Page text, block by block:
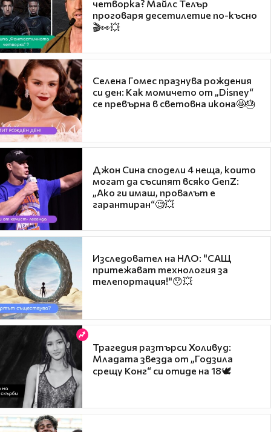
четворка? Майлс Телър
проговаря десетилетие по-късно
🎬👀💥
Селена Гомес празнува рождения
си ден: Как момичето от „Disney“
се превърна в световна икона🤩🎂
Джон Сина сподели 4 неща, които
могат да съсипят всяко GenZ:
„Ако ги имаш, провалът е
гарантиран“🧐💥
Изследовател на НЛО: "САЩ
притежават технология за
телепортация!"😯💥
Трагедия разтърси Холивуд:
Младата звезда от „Годзила
срещу Конг“ си отиде на 18🕊️